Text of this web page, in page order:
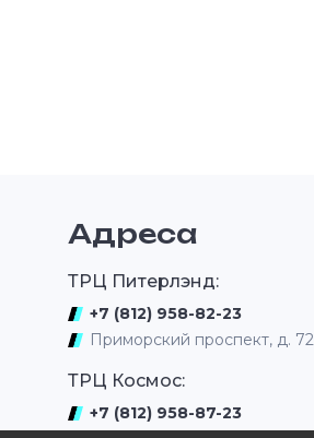
Адреса
ТРЦ Питерлэнд:
+7 (812) 958-82-23
Приморский проспект, д. 72
ТРЦ Космос:
+7 (812) 958-87-23